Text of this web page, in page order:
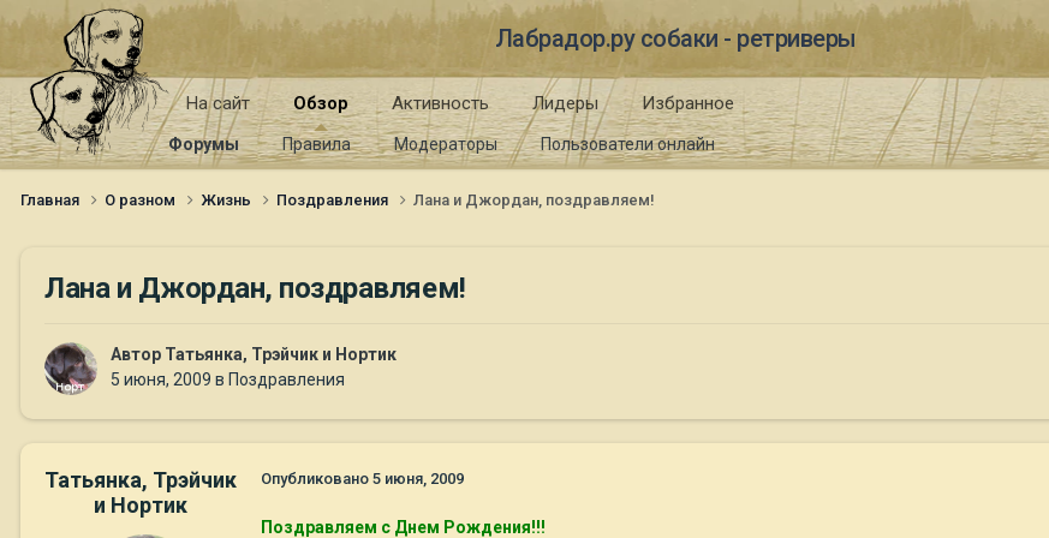
Лабрадор.ру собаки - ретриверы
На сайт Обзор
Форумы Правила Модераторы Пользователи онлайн
Активность Лидеры Избранное
Главная О разном Жизнь Поздравления Лана и Джордан, поздравляем!
Лана и Джордан, поздравляем!
Автор Татьянка, Трэйчик и Нортик
5 июня, 2009 в Поздравления
Татьянка, Трэйчик
и Нортик
Опубликовано 5 июня, 2009
Поздравляем с Днем Рождения!!!